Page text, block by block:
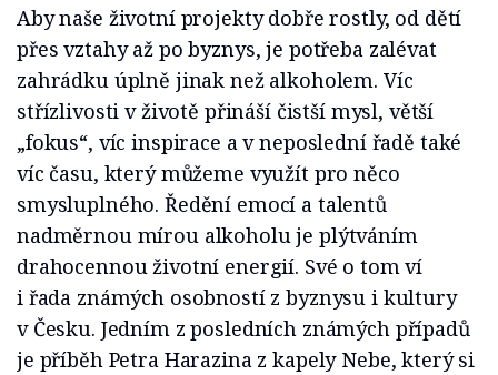
Aby naše životní projekty dobře rostly, od dětí
přes vztahy až po byznys, je potřeba zalévat
zahrádku úplně jinak než alkoholem. Víc
střízlivosti v životě přináší čistší mysl, větší
„fokus“, víc inspirace a v neposlední řadě také
víc času, který můžeme využít pro něco
smysluplného. Ředění emocí a talentů
nadměrnou mírou alkoholu je plýtváním
drahocennou životní energií. Své o tom ví
i řada známých osobností z byznysu i kultury
v Česku. Jedním z posledních známých případů
je příběh Petra Harazina z kapely Nebe, který si